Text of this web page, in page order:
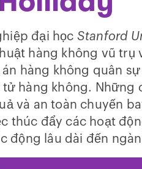
đại học Stanford
hàng không vũ trụ
hàng không quân
hàng không. Những
và an toàn chuyến
thúc đẩy các hoạt
động lâu dài đến